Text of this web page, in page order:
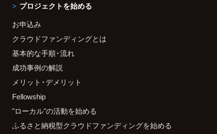
プロジェクトを始める
お申込み
クラウドファンディングとは
基本的な手順・流れ
成功事例の解説
メリット・デメリット
Fellowship
"ローカル"の活動を始める
ふるさと納税型クラウドファンディングを始める